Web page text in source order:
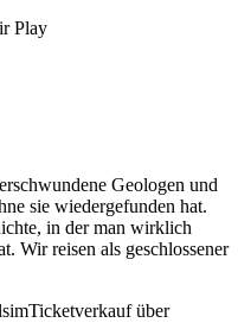
Play
Geologen und
sie wiedergefunden hat.
in der man wirklich
Wir reisen als geschlossener
Ticketverkauf über